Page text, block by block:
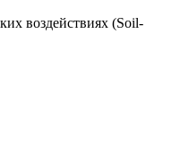
воздействиях (Soil-